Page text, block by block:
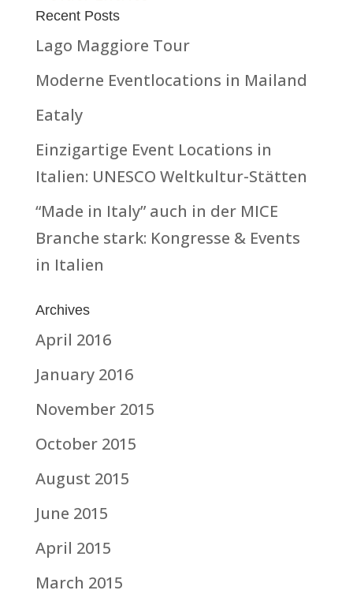
Recent Posts
Lago Maggiore Tour
Moderne Eventlocations in Mailand
Eataly
Einzigartige Event Locations in
Italien: UNESCO Weltkultur-Stätten
“Made in Italy” auch in der MICE
Branche stark: Kongresse & Events
in Italien
Archives
April 2016
January 2016
November 2015
October 2015
August 2015
June 2015
April 2015
March 2015